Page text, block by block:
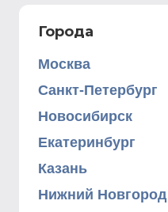
Города
Москва
Санкт-Петербург
Новосибирск
Екатеринбург
Казань
Нижний Новгород